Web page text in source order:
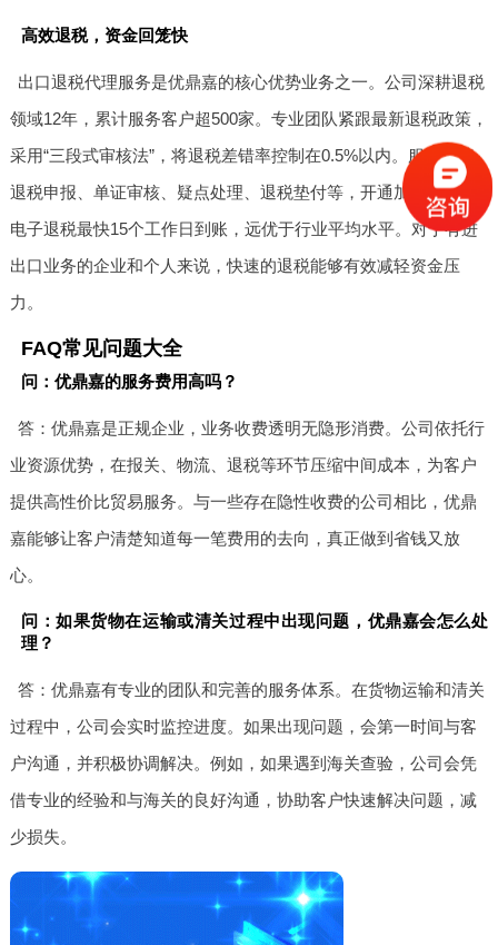
高效退税，资金回笼快
出口退税代理服务是优鼎嘉的核心优势业务之一。公司深耕退税
领域12年，累计服务客户超500家。专业团队紧跟最新退税政策，
采用“三段式审核法”，将退税差错率控制在0.5%以内。服务涵盖
退税申报、单证审核、疑点处理、退税垫付等，开通加急通道，
电子退税最快15个工作日到账，远优于行业平均水平。对于有进
出口业务的企业和个人来说，快速的退税能够有效减轻资金压
力。
FAQ常见问题大全
问：优鼎嘉的服务费用高吗？
答：优鼎嘉是正规企业，业务收费透明无隐形消费。公司依托行
业资源优势，在报关、物流、退税等环节压缩中间成本，为客户
提供高性价比贸易服务。与一些存在隐性收费的公司相比，优鼎
嘉能够让客户清楚知道每一笔费用的去向，真正做到省钱又放
心。
问：如果货物在运输或清关过程中出现问题，优鼎嘉会怎么处
理？
答：优鼎嘉有专业的团队和完善的服务体系。在货物运输和清关
过程中，公司会实时监控进度。如果出现问题，会第一时间与客
户沟通，并积极协调解决。例如，如果遇到海关查验，公司会凭
借专业的经验和与海关的良好沟通，协助客户快速解决问题，减
少损失。